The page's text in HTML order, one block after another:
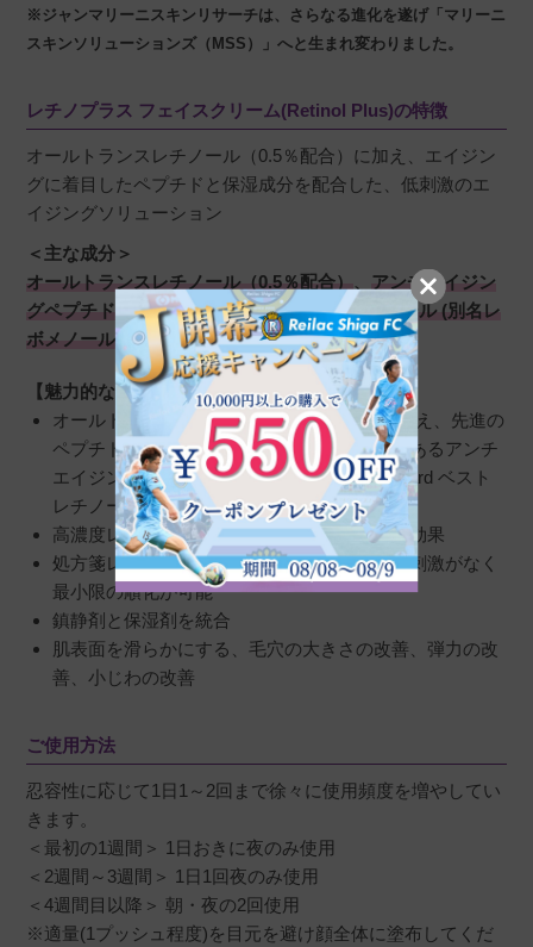
※ジャンマリーニスキンリサーチは、さらなる進化を遂げ「マリーニ
スキンソリューションズ（MSS）」へと生まれ変わりました。
レチノプラス フェイスクリーム(Retinol Plus)の特徴
オールトランスレチノール（0.5％配合）に加え、エイジン
グに着目したペプチドと保湿成分を配合した、低刺激のエ
イジングソリューション
＜主な成分＞
オールトランスレチノール（0.5％配合） 、 アンチエイジン
グペプチド、緑茶エキス、クリシン、ビサボロール (別名レ
ボメノール)
、NHS(N-Hydroxysuccinimide)
【魅力的なポイント】
オールトランスレチノール（0.5％配合）に加え、先進の
ペプチドと抗酸化物質を配合した、受賞歴のあるアンチ
エイジングソリューション（New Beauty Award ベスト
レチノール製品賞2回受賞）
高濃度レチノイドをも上回るエイジングケア効果
処方箋レチノイド製品と比較して、ほとんど刺激がなく
最小限の順化が可能
鎮静剤と保湿剤を統合
肌表面を滑らかにする、毛穴の大きさの改善、弾力の改
善、小じわの改善
ご使用方法
忍容性に応じて1日1～2回まで徐々に使用頻度を増やしてい
きます。
＜最初の1週間＞ 1日おきに夜のみ使用
＜2週間～3週間＞ 1日1回夜のみ使用
＜4週間目以降＞ 朝・夜の2回使用
※適量(1プッシュ程度)を目元を避け顔全体に塗布してくだ